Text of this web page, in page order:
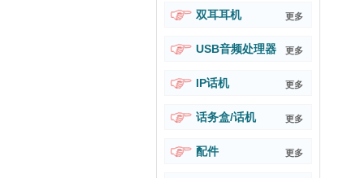
双耳耳机 更多
USB音频处理器 更多
IP话机 更多
话务盒/话机 更多
配件 更多